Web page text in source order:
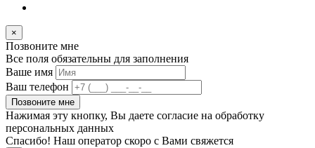
×
Позвоните мне
Все поля обязательны для заполнения
Ваше имя
Ваш телефон
Позвоните мне
Нажимая эту кнопку, Вы даете согласие на обработку
персональных данных
Спасибо! Наш оператор скоро с Вами свяжется